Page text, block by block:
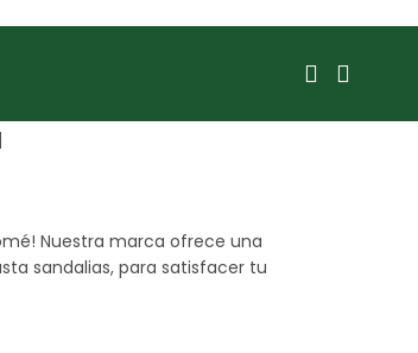
Nuestra marca ofrece una
sandalias, para satisfacer tu